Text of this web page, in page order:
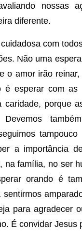
diferente.
com
Não uma
o amor irão
é esperar com
caridade, porque
Devemos
a importância
na família, no ser
orando é
para agradecer
É convidar Jesus